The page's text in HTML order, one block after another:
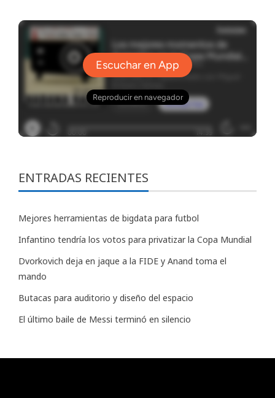
ENTRADAS RECIENTES
Mejores herramientas de bigdata para futbol
Infantino tendría los votos para privatizar la Copa Mundial
Dvorkovich deja en jaque a la FIDE y Anand toma el
mando
Butacas para auditorio y diseño del espacio
El último baile de Messi terminó en silencio